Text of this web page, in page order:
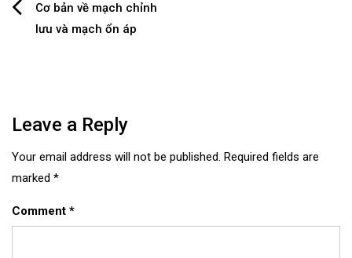
PostCơ bản về mạch chỉnh
lưu và mạch ổn áp
Leave a Reply
Your email address will not be published. Required fields are
marked *
Comment *